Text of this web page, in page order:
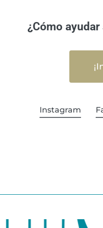
¿Cómo
Instagram